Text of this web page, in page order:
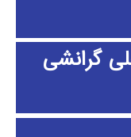
گرانشی